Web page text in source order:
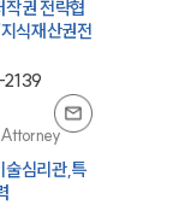
권 전략협
식재산권전
술심리관,특